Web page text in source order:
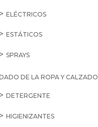
ELÉCTRICOS
ESTÁTICOS
SPRAYS
DE LA ROPA Y CALZADO
DETERGENTE
HIGIENIZANTES